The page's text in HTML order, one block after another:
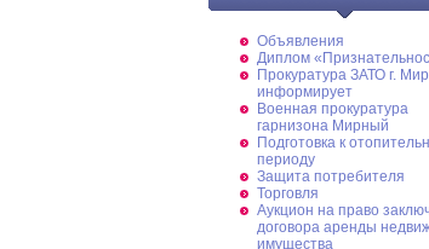
Объявления
Диплом
Прокуратура ЗАТО г.
информирует
Военная прокуратура
гарнизона Мирный
Подготовка к
периоду
Защита потребителя
Торговля
Аукцион на право
договора аренды
имущества